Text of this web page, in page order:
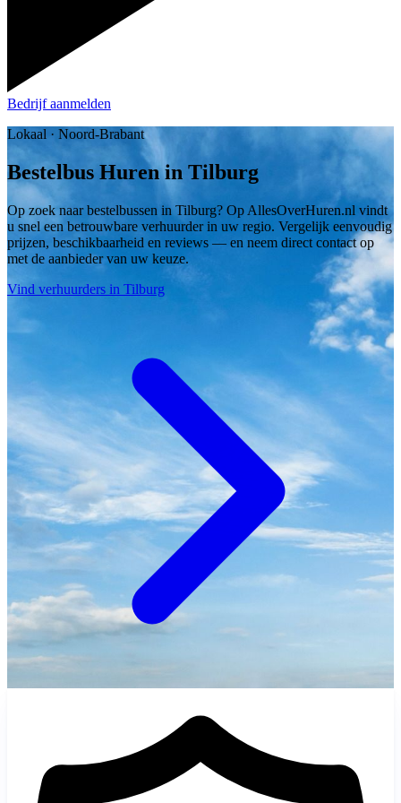
Bedrijf aanmelden
Lokaal · Noord-Brabant
Bestelbus Huren in Tilburg
Op zoek naar bestelbussen in Tilburg? Op AllesOverHuren.nl vindt
u snel een betrouwbare verhuurder in uw regio. Vergelijk eenvoudig
prijzen, beschikbaarheid en reviews — en neem direct contact op
met de aanbieder van uw keuze.
Vind verhuurders in Tilburg